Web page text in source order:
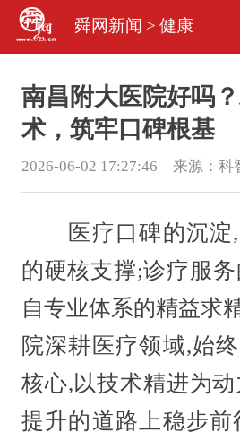
舜网新闻 > 健康
南昌附大医院好吗
术，筑牢口碑根基
2026-06-02 17:27:46 来源： 科
医疗口碑的沉淀,
的硬核支撑;诊疗服
自专业体系的精益求
院深耕医疗领域,始
核心,以技术精进为
提升的道路上稳步前